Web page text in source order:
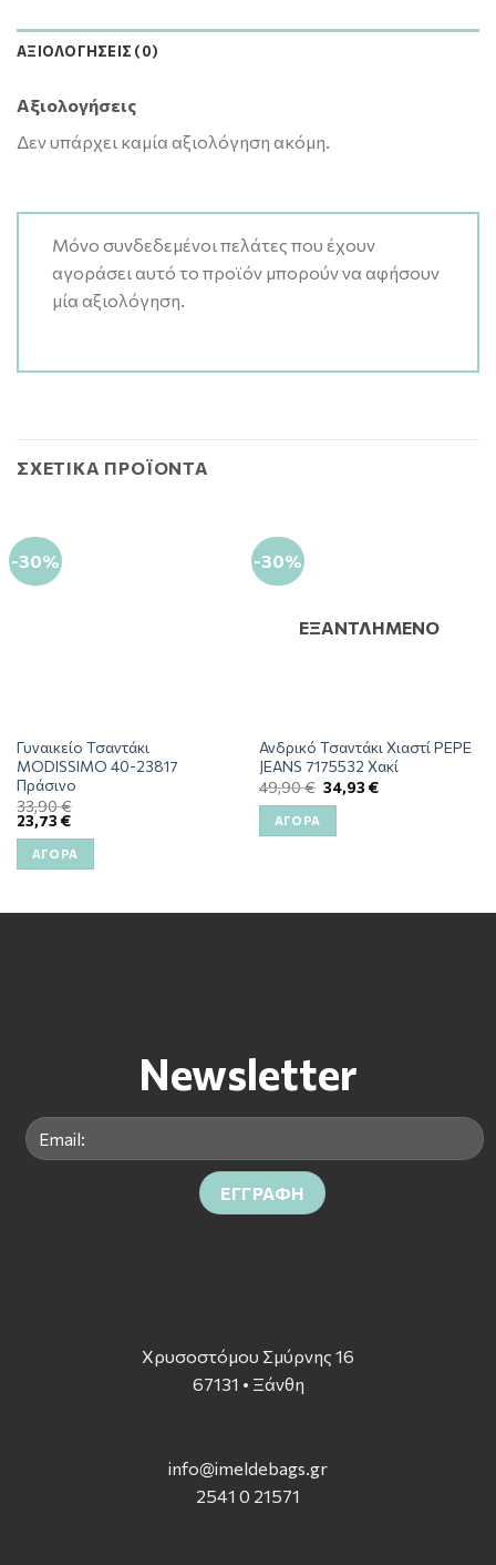
ΑΞΙΟΛΟΓΉΣΕΙΣ (0)
Αξιολογήσεις
Δεν υπάρχει καμία αξιολόγηση ακόμη.
Μόνο συνδεδεμένοι πελάτες που έχουν
αγοράσει αυτό το προϊόν μπορούν να αφήσουν
μία αξιολόγηση.
ΣΧΕΤΙΚΆ ΠΡΟΪΌΝΤΑ
-30%
Γυναικείο Τσαντάκι
MODISSIMO 40-23817
Πράσινο
33,90€
23,73 €
ΑΓΟΡΆ
-30%
ΕΞΑΝΤΛΗΜΈΝΟ
Ανδρικό Τσαντάκι Χιαστί PEPE
JEANS 7175532 Χακί
49,90€ 34,93 €
ΑΓΟΡΆ
Newsletter
Χρυσοστόμου Σμύρνης 16
67131 • Ξάνθη
info@imeldebags.gr
2541 0 21571